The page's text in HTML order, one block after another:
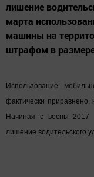
лишение
марта
машины на
штрафом в
Использование
фактически
Начиная с весны 2017
лишение водительского